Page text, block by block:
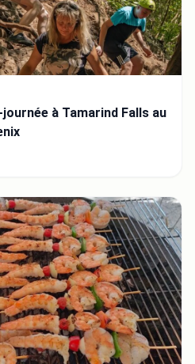
journée à Tamarind Falls au